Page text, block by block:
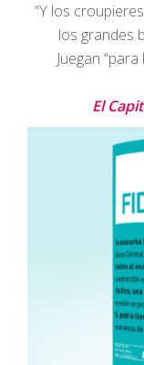
“Y los
los grandes
Juegan
El